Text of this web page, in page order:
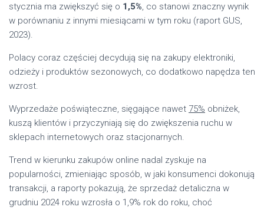
stycznia ma zwiększyć się o 1,5%, co stanowi znaczny wynik
w porównaniu z innymi miesiącami w tym roku (raport GUS,
2023).
Polacy coraz częściej decydują się na zakupy elektroniki,
odzieży i produktów sezonowych, co dodatkowo napędza ten
wzrost.
Wyprzedaże poświąteczne, sięgające nawet 75% obniżek,
kuszą klientów i przyczyniają się do zwiększenia ruchu w
sklepach internetowych oraz stacjonarnych.
Trend w kierunku zakupów online nadal zyskuje na
popularności, zmieniając sposób, w jaki konsumenci dokonują
transakcji, a raporty pokazują, że sprzedaż detaliczna w
grudniu 2024 roku wzrosła o 1,9% rok do roku, choć